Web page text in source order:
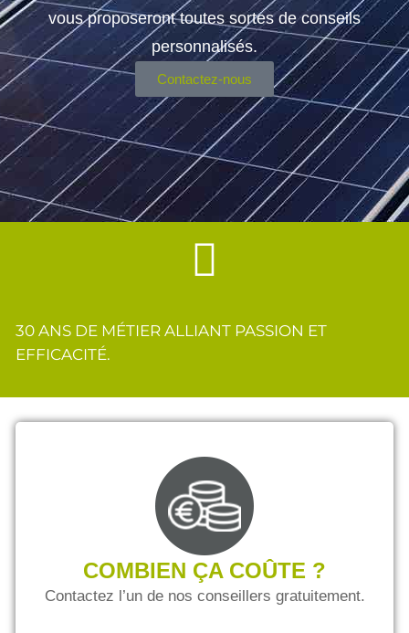
vous proposeront toutes sortes de conseils
personnalisés.
Contactez-nous
30 ANS DE MÉTIER ALLIANT PASSION ET
EFFICACITÉ.
COMBIEN ÇA COÛTE ?
Contactez l’un de nos conseillers gratuitement.